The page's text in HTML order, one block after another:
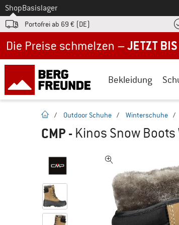
Zum
ShopBasislager
Portofrei ab 69 € (DE)
Bekleidung
Startseite
/ Outdoor Schuhe / Winterschuhe /
CMP - Kinos Snow